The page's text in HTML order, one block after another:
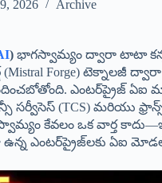
2026 Archive
) భాగస్వామ్యం ద్వారా టాటా
(Mistral Forge) టెక్నాలజీ
ఎంటర్‌ప్రైజ్ ఏఐ
సర్వీసెస్ (TCS) మరియు
కేవలం ఒక వార్త
ఉన్న ఎంటర్‌ప్రైజ్‌లకు ఏఐ